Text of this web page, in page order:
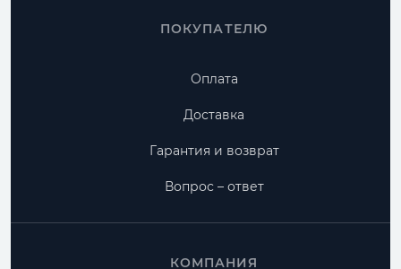
ПОКУПАТЕЛЮ
Оплата
Доставка
Гарантия и возврат
Вопрос – ответ
КОМПАНИЯ